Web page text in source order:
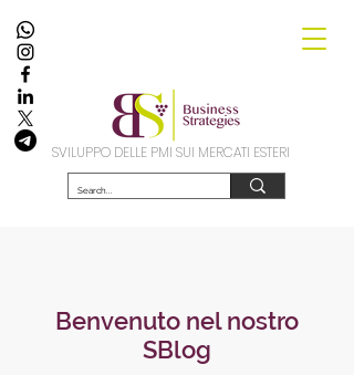
SVILUPPO DELLE PMI SUI MERCATI ESTERI
Benvenuto nel nostro
SBlog